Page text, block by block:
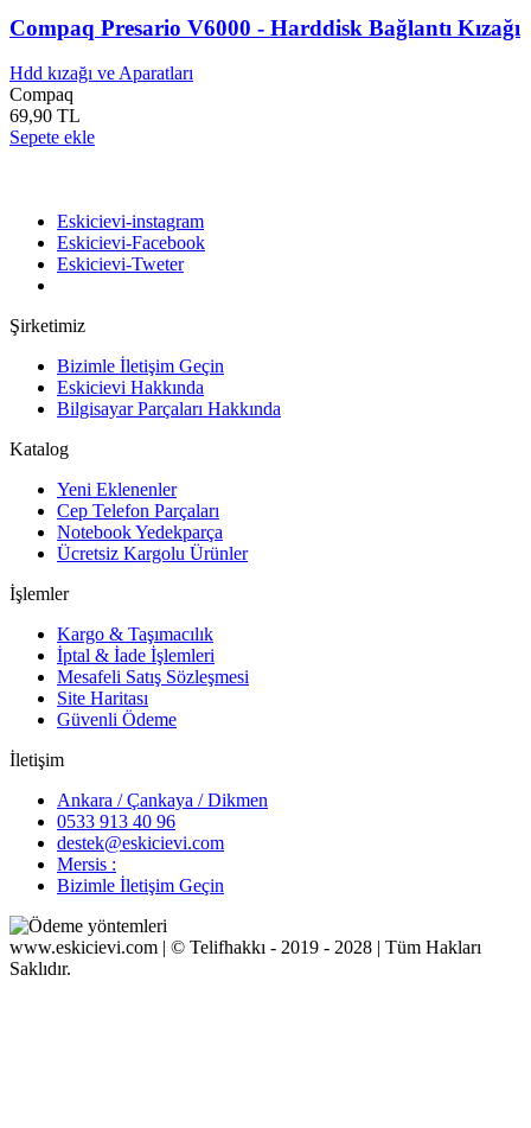
Compaq Presario V6000 - Harddisk Bağlantı Kızağı
Hdd kızağı ve Aparatları
Compaq
69,90 TL
Sepete ekle
Eskicievi-instagram
Eskicievi-Facebook
Eskicievi-Tweter
Şirketimiz
Bizimle İletişim Geçin
Eskicievi Hakkında
Bilgisayar Parçaları Hakkında
Katalog
Yeni Eklenenler
Cep Telefon Parçaları
Notebook Yedekparça
Ücretsiz Kargolu Ürünler
İşlemler
Kargo & Taşımacılık
İptal & İade İşlemleri
Mesafeli Satış Sözleşmesi
Site Haritası
Güvenli Ödeme
İletişim
Ankara / Çankaya / Dikmen
0533 913 40 96
destek@eskicievi.com
Mersis :
Bizimle İletişim Geçin
www.eskicievi.com | © Telifhakkı - 2019 - 2028 | Tüm Hakları
Saklıdır.